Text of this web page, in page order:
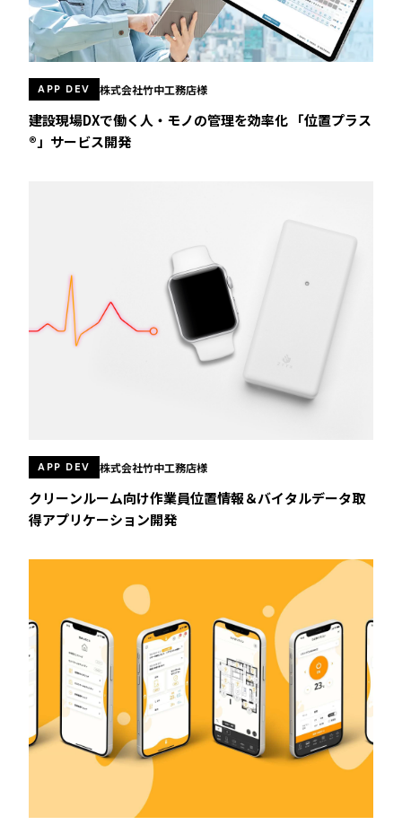
APP DEV 株式会社竹中工務店様
建設現場DXで働く人・モノの管理を効率化 「位置プラス
®」サービス開発
APP DEV 株式会社竹中工務店様
クリーンルーム向け作業員位置情報＆バイタルデータ取
得アプリケーション開発